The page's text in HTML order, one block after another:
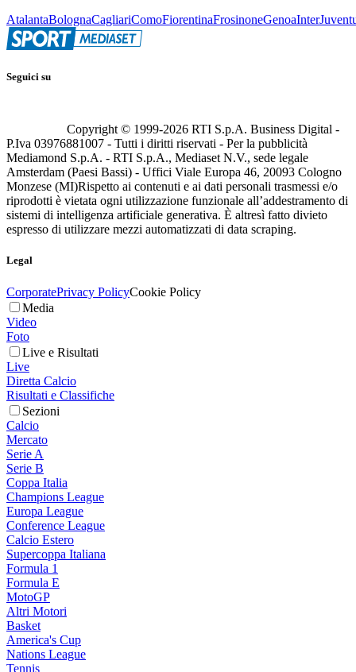
AtalantaBolognaCagliariComoFiorentinaFrosinoneGenoaInter
Seguici su
Copyright © 1999-2026 RTI S.p.A. Business Digital -
P.Iva 03976881007 - Tutti i diritti riservati - Per la pubblicità
Mediamond S.p.A. - RTI S.p.A., Mediaset N.V., sede legale
Amsterdam (Paesi Bassi) - Uffici Viale Europa 46, 20093 Cologno
Monzese (MI)Rispetto ai contenuti e ai dati personali trasmessi e/o
riprodotti è vietata ogni utilizzazione funzionale all’addestramento di
sistemi di intelligenza artificiale generativa. È altresì fatto divieto
espresso di utilizzare mezzi automatizzati di data scraping.
Legal
CorporatePrivacy PolicyCookie Policy
Media
Video
Foto
Live e Risultati
Live
Diretta Calcio
Risultati e Classifiche
Sezioni
Calcio
Mercato
Serie A
Serie B
Coppa Italia
Champions League
Europa League
Conference League
Calcio Estero
Supercoppa Italiana
Formula 1
Formula E
MotoGP
Altri Motori
Basket
America's Cup
Nations League
Tennis